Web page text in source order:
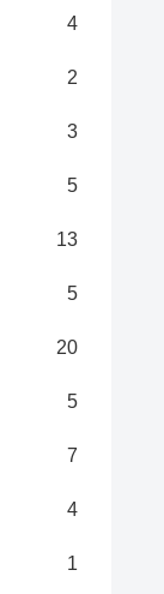
4
2
3
5
13
5
20
5
7
4
1